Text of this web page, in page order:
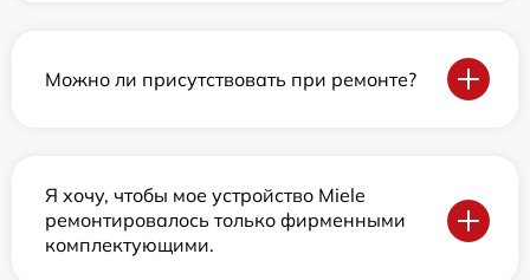
Можно ли присутствовать при ремонте?
Я хочу, чтобы мое устройство Miele
ремонтировалось только фирменными
комплектующими.